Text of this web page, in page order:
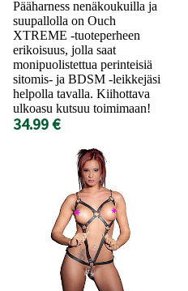
Pääharness nenäkoukuilla ja
suupallolla on Ouch
XTREME -tuoteperheen
erikoisuus, jolla saat
monipuolistettua perinteisiä
sitomis- ja BDSM -leikkejäsi
helpolla tavalla. Kiihottava
ulkoasu kutsuu toimimaan!
34.99 €